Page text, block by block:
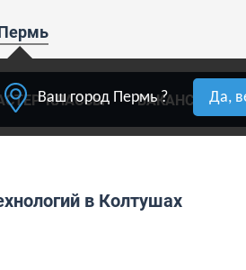
Ваш город Пермь ? Да,
КЛАССЫ ВАКАНСИИ
в Колтушах